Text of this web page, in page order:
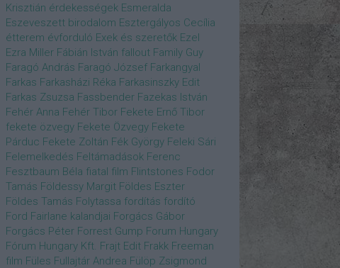
Krisztián érdekességek Esmeralda
Eszeveszett birodalom Esztergályos Cecília
étterem évforduló Exek és szeretők Ezel
Ezra Miller Fábián István fallout Family Guy
Faragó András Faragó József Farkangyal
Farkas Farkasházi Réka Farkasinszky Edit
Farkas Zsuzsa Fassbender Fazekas István
Fehér Anna Fehér Tibor Fekete Ernő Tibor
fekete özvegy Fekete Özvegy Fekete
Párduc Fekete Zoltán Fék György Feleki Sári
Felemelkedés Feltámadások Ferenc
Fesztbaum Béla fiatal film Flintstones Fodor
Tamás Földessy Margit Földes Eszter
Földes Tamás Folytassa fordítás fordító
Ford Fairlane kalandjai Forgács Gábor
Forgács Péter Forrest Gump Forum Hungary
Fórum Hungary Kft. Frajt Edit Frakk Freeman
film Füles Fullajtár Andrea Fülöp Zsigmond